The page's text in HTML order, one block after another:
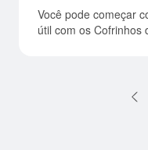
Você pode começar com R$1,00 e ter rendimento todo dia
útil com os Cofrinhos